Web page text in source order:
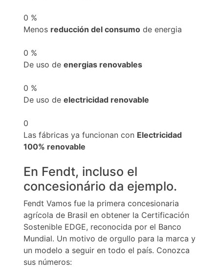
0 %
Menos reducción del consumo de energia
0 %
De uso de energias renovables
0 %
De uso de electricidad renovable
0
Las fábricas ya funcionan con Electricidad
100% renovable
En Fendt, incluso el
concesionário da ejemplo.
Fendt Vamos fue la primera concesionaria
agrícola de Brasil en obtener la Certificación
Sostenible EDGE, reconocida por el Banco
Mundial. Un motivo de orgullo para la marca y
un modelo a seguir en todo el país. Conozca
sus números: